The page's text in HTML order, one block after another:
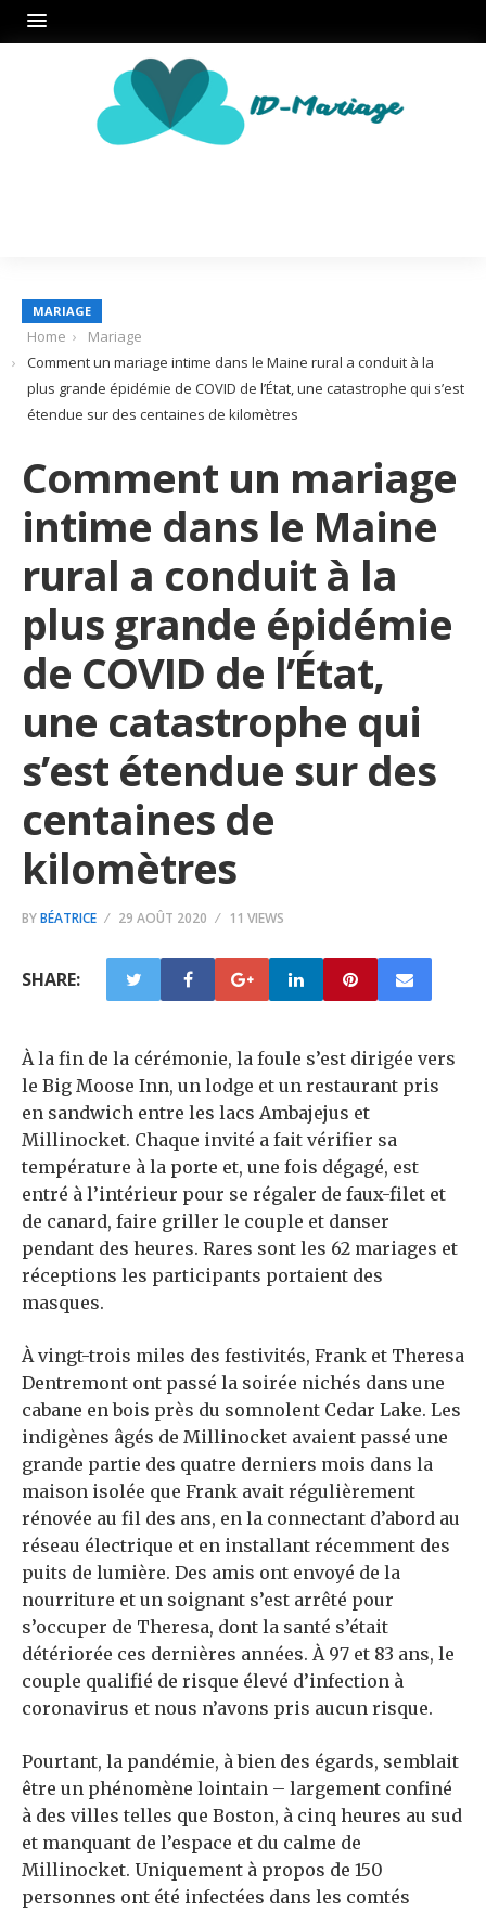
MARIAGE
Home
Mariage
Comment un mariage intime dans le Maine rural a conduit à la
plus grande épidémie de COVID de l’État, une catastrophe qui s’est
étendue sur des centaines de kilomètres
Comment un mariage
intime dans le Maine
rural a conduit à la
plus grande épidémie
de COVID de l’État,
une catastrophe qui
s’est étendue sur des
centaines de
kilomètres
BYBÉATRICE 29 AOÛT 2020 11 VIEWS
SHARE:
À la fin de la cérémonie, la foule s’est dirigée vers
le Big Moose Inn, un lodge et un restaurant pris
en sandwich entre les lacs Ambajejus et
Millinocket. Chaque invité a fait vérifier sa
température à la porte et, une fois dégagé, est
entré à l’intérieur pour se régaler de faux-filet et
de canard, faire griller le couple et danser
pendant des heures. Rares sont les 62 mariages et
réceptions les participants portaient des
masques.
À vingt-trois miles des festivités, Frank et Theresa
Dentremont ont passé la soirée nichés dans une
cabane en bois près du somnolent Cedar Lake. Les
indigènes âgés de Millinocket avaient passé une
grande partie des quatre derniers mois dans la
maison isolée que Frank avait régulièrement
rénovée au fil des ans, en la connectant d’abord au
réseau électrique et en installant récemment des
puits de lumière. Des amis ont envoyé de la
nourriture et un soignant s’est arrêté pour
s’occuper de Theresa, dont la santé s’était
détériorée ces dernières années. À 97 et 83 ans, le
couple qualifié de risque élevé d’infection à
coronavirus et nous n’avons pris aucun risque.
Pourtant, la pandémie, à bien des égards, semblait
être un phénomène lointain – largement confiné
à des villes telles que Boston, à cinq heures au sud
et manquant de l’espace et du calme de
Millinocket. Uniquement à propos de 150
personnes ont été infectées dans les comtés